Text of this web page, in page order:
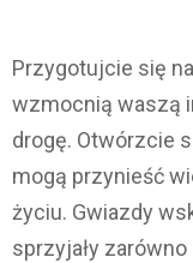
Przygotujcie się
wzmocnią waszą
drogę. Otwórzcie
mogą przynieść
życiu. Gwiazdy
sprzyjały